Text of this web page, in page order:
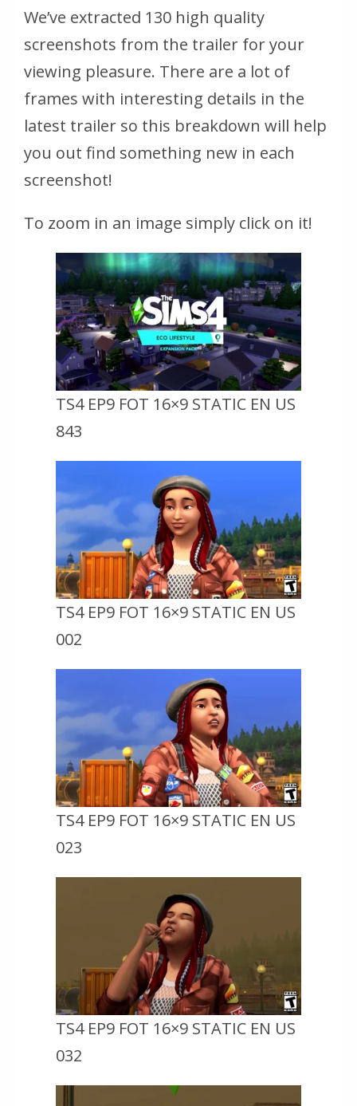
We’ve extracted 130 high quality
screenshots from the trailer for your
viewing pleasure. There are a lot of
frames with interesting details in the
latest trailer so this breakdown will help
you out find something new in each
screenshot!
To zoom in an image simply click on it!
TS4 EP9 FOT 16×9 STATIC EN US
843
TS4 EP9 FOT 16×9 STATIC EN US
002
TS4 EP9 FOT 16×9 STATIC EN US
023
TS4 EP9 FOT 16×9 STATIC EN US
032